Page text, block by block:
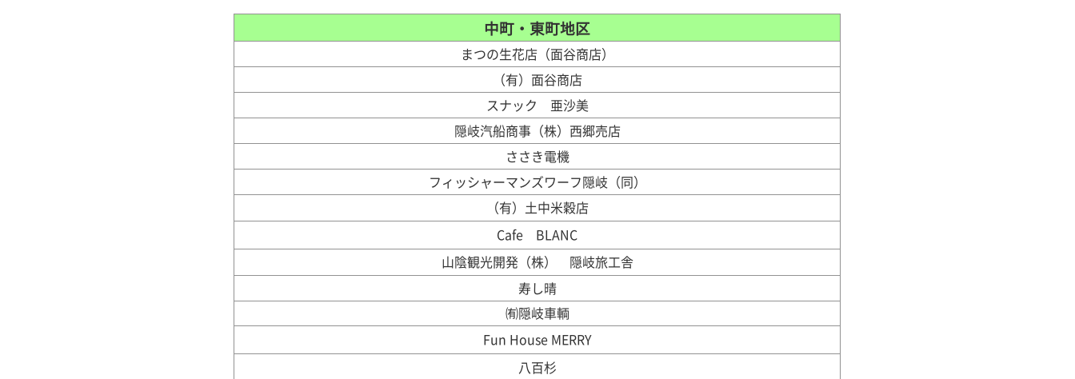
中町・東町地区
まつの生花店（面谷商店）
（有）面谷商店
スナック 亜沙美
隠岐汽船商事（株）西郷売店
ささき電機
フィッシャーマンズワーフ隠岐（同）
（有）土中米穀店
Cafe BLANC
山陰観光開発（株） 隠岐旅工舎
寿し晴
㈲隠岐車輌
Fun House MERRY
八百杉